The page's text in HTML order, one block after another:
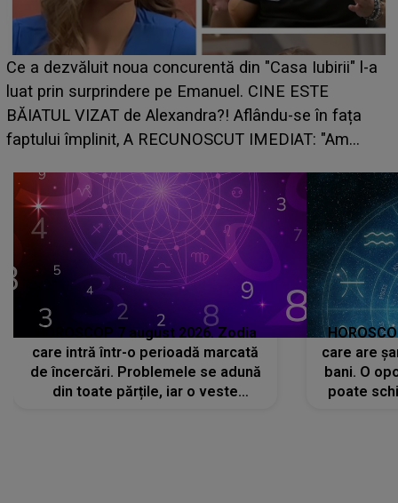
"Casa Iubirii" l-a
ESTE
se în fața
"Am
HOROSCOP de weekend, 8-9
care riscă să rămână fără bani. O
grabă îi aduce pierderi
planurile peste cap
HOROSCOP 7 august 2026. Zodia
care intră într-o perioadă marcată
de încercări. Problemele se adună
din toate părțile, iar o veste
care are
bani. O
poate